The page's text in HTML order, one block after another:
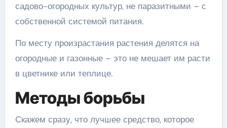
садово-огородных культур, не паразитными – с
собственной системой питания.
По месту произрастания растения делятся на
огородные и газонные – это не мешает им расти
в цветнике или теплице.
Методы борьбы
Скажем сразу, что лучшее средство, которое